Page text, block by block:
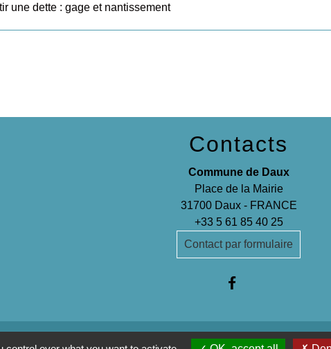
une dette : gage et nantissement
Contacts
Commune de Daux
Place de la Mairie
31700 Daux - FRANCE
+33 5 61 85 40 25
Contact par formulaire